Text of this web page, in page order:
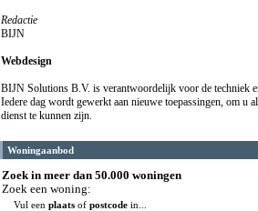
Redactie
BIJN
Webdesign
BIJN Solutions B.V. is verantwoordelijk voor de techniek
Iedere dag wordt gewerkt aan nieuwe toepassingen, om u
dienst te kunnen zijn.
Woningaanbod
Zoek in meer dan 50.000 woningen
Zoek een woning:
Vul een plaats of postcode in...